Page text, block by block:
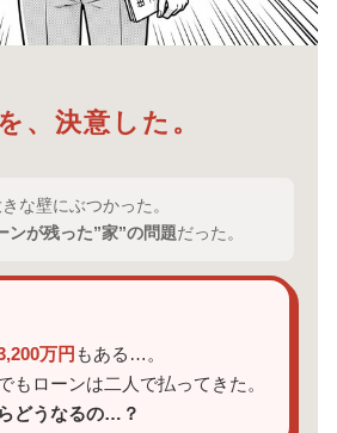
、決意した。
な壁にぶつかった。
ンが残った”家”の問題だった。
万円 もある…。
もローンは二人で払ってきた。
どうなるの…？